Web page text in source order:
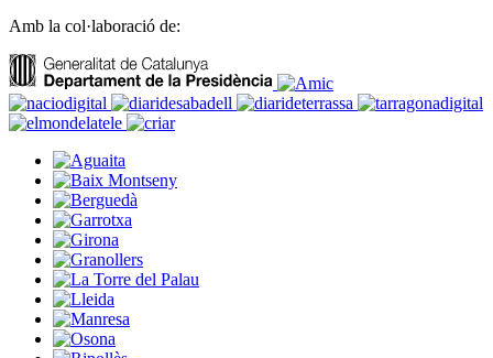
Amb la col·laboració de: